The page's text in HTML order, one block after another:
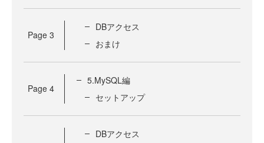
Page 3
DBアクセス
おまけ
Page 4
5.MySQL編
セットアップ
DBアクセス